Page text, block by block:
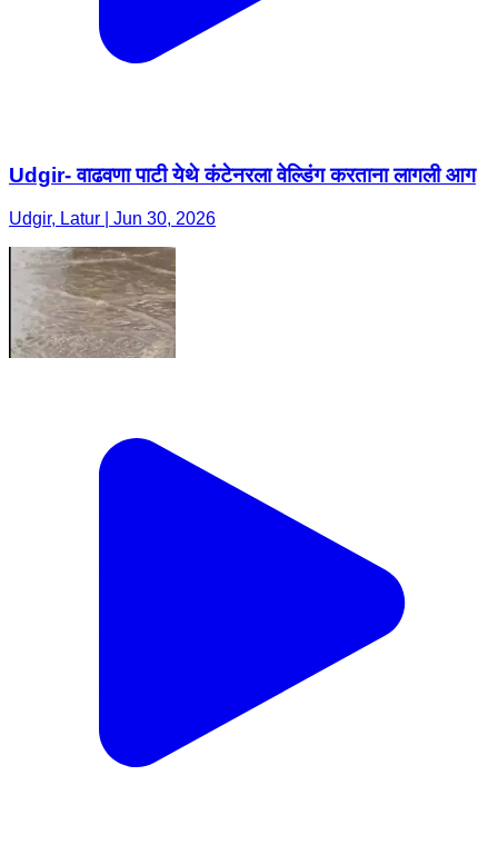
Udgir- वाढवणा पाटी येथे कंटेनरला वेल्डिंग करताना लागली आग
Udgir, Latur | Jun 30, 2026